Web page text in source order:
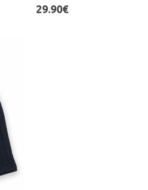
0out of 5
29.90€